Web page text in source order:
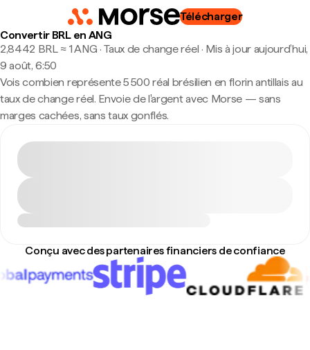
Télécharger
Convertir BRL en ANG
2,8442 BRL ≈ 1 ANG · Taux de change réel · Mis à jour aujourd’hui,
9 août, 6:50
Vois combien représente 5 500 réal brésilien en florin antillais au
taux de change réel. Envoie de l'argent avec Morse — sans
marges cachées, sans taux gonflés.
Conçu avec des partenaires financiers de confiance